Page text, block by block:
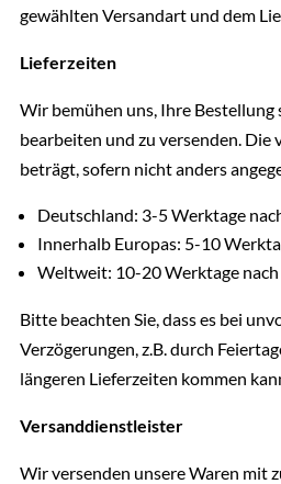
gewählten Versandart und dem
Lieferzeiten
Wir bemühen uns, Ihre Bestellung
bearbeiten und zu versenden.
beträgt, sofern nicht anders
Deutschland: 3-5 Werktage
Innerhalb Europas: 5-10
Weltweit: 10-20 Werktage
Bitte beachten Sie, dass es bei
Verzögerungen, z.B. durch
längeren Lieferzeiten kommen
Versanddienstleister
Wir versenden unsere Waren mit